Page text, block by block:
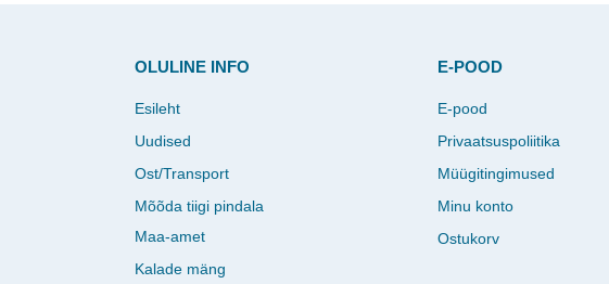
OLULINE INFO
Esileht
Uudised
Ost/Transport
Mõõda tiigi pindala
Maa-amet
Kalade mäng
E-POOD
E-pood
Privaatsuspoliitika
Müügitingimused
Minu konto
Ostukorv